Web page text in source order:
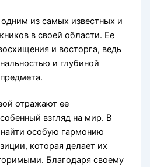
из самых известных и
в своей области. Ее
и восторга, ведь
и глубиной
отражают ее
взгляд на мир. В
особую гармонию
которая делает их
Благодаря своему